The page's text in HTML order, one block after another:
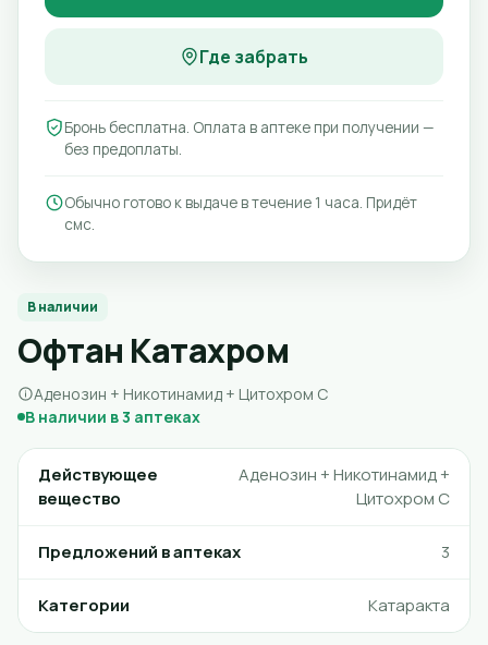
В наличии
Офтан Катахром
Аденозин + Никотинамид + Цитохром С
В наличии в 3 аптеках
Действующее
вещество
Аденозин + Никотинамид +
Цитохром С
Предложений в аптеках 3
Категории Катаракта
Где забрать
Бронь бесплатна. Оплата в аптеке при получении —
без предоплаты.
Обычно готово к выдаче в течение 1 часа. Придёт
смс.